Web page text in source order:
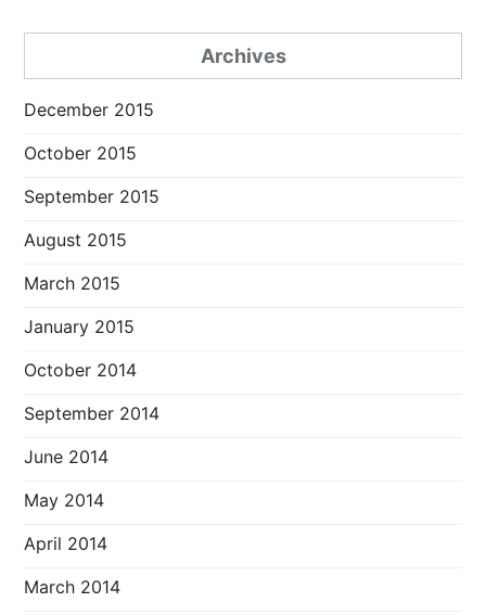
Archives
December 2015
October 2015
September 2015
August 2015
March 2015
January 2015
October 2014
September 2014
June 2014
May 2014
April 2014
March 2014